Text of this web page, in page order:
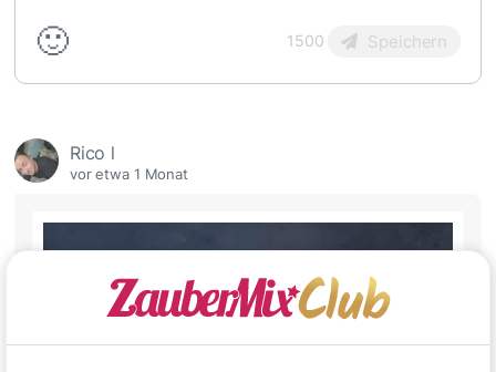
🙂 1500 Speichern
Rico l
vor etwa 1 Monat